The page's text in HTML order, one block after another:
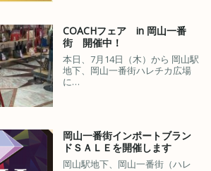
COACHフェア in 岡山一番
街 開催中！
本日、7月14日（木）から 岡山駅
地下、岡山一番街ハレチカ広場
に…
岡山一番街インポートブラン
ドＳＡＬＥを開催します
岡山駅地下、岡山一番街（ハレ